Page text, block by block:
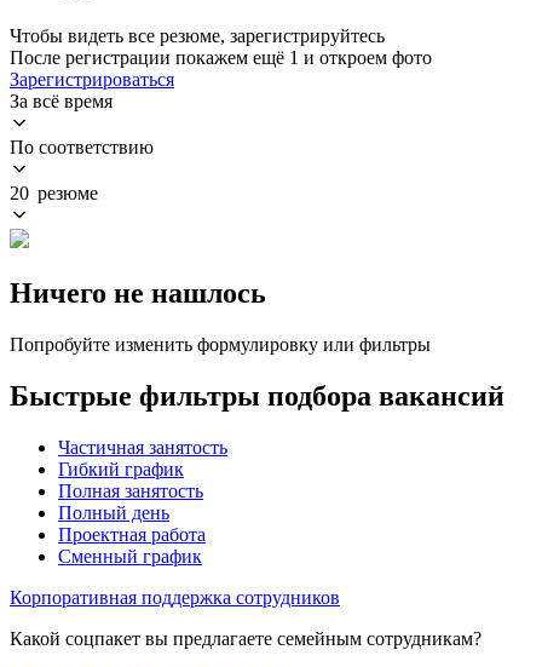
Чтобы видеть все резюме, зарегистрируйтесь
После регистрации покажем ещё 1 и откроем фото
Зарегистрироваться
За всё время
По соответствию
20 резюме
Ничего не нашлось
Попробуйте изменить формулировку или фильтры
Быстрые фильтры подбора вакансий
Частичная занятость
Гибкий график
Полная занятость
Полный день
Проектная работа
Сменный график
Корпоративная поддержка сотрудников
Какой соцпакет вы предлагаете семейным сотрудникам?